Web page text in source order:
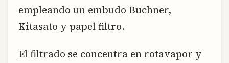
empleando un embudo Buchner,
Kitasato y papel filtro.
El filtrado se concentra en rotavapor y